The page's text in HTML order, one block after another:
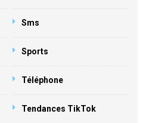
Sms
Sports
Téléphone
Tendances TikTok